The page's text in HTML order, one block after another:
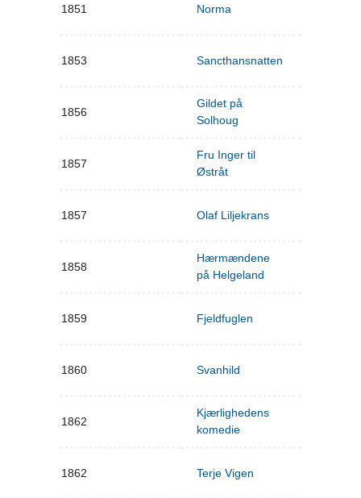
1851 Norma
1853 Sancthansnatten
1856
Gildet på
Solhoug
1857
Fru Inger til
Østråt
1857 Olaf Liljekrans
1858
Hærmændene
på Helgeland
1859 Fjeldfuglen
1860 Svanhild
1862
Kjærlighedens
komedie
1862 Terje Vigen